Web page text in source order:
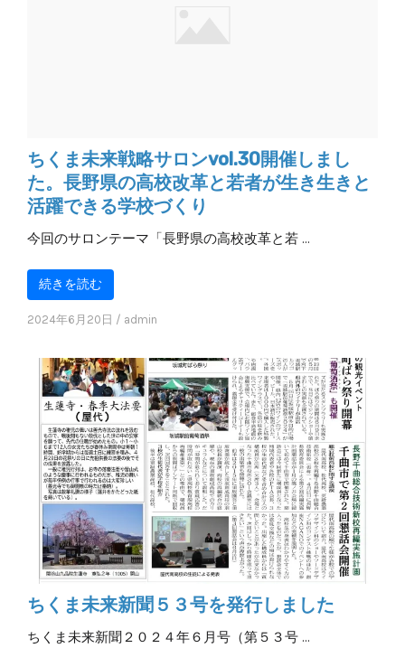
ちくま未来戦略サロンvol.30開催しまし
た。長野県の高校改革と若者が生き生きと
活躍できる学校づくり
今回のサロンテーマ「長野県の高校改革と若 …
続きを読む
2024年6月20日 / admin
ちくま未来新聞５３号を発行しました
ちくま未来新聞２０２４年６月号（第５３号 …